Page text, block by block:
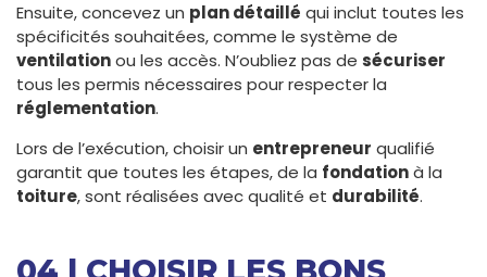
Ensuite, concevez un plan détaillé qui inclut toutes les
spécificités souhaitées, comme le système de
ventilationou les accès. N’oubliez pas de sécuriser
tous les permis nécessaires pour respecter la
réglementation.
Lors de l’exécution, choisir un entrepreneur qualifié
garantit que toutes les étapes, de la fondationà la
toiture, sont réalisées avec qualité et durabilité.